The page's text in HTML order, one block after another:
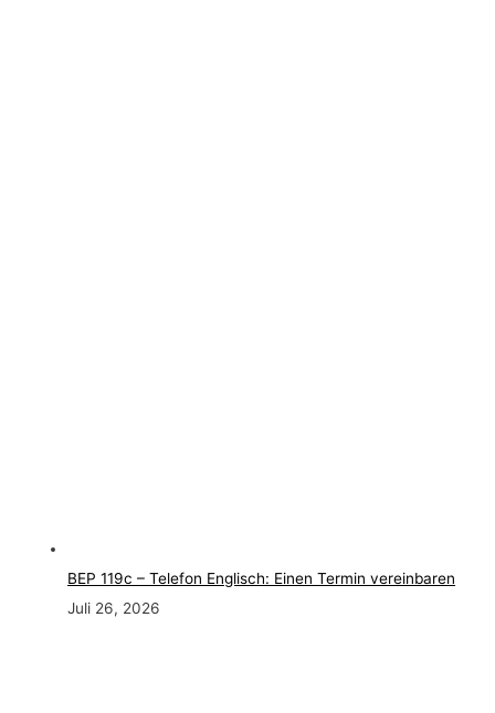
BEP 119c – Telefon Englisch: Einen Termin vereinbaren
Juli 26, 2026